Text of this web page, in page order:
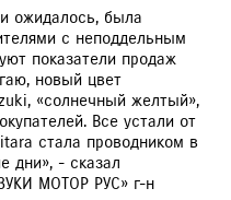
ожидалось, была
с неподдельным
показатели продаж
новый цвет
«солнечный желтый»,
Все устали от
стала проводником в
дни», - сказал
МОТОР РУС» г-н